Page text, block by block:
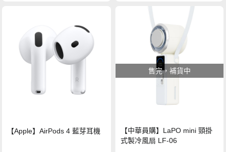
【Apple】AirPods 4 藍芽耳機
售完，補貨中
【中華員購】LaPO mini 頸掛
式製冷風扇 LF-06